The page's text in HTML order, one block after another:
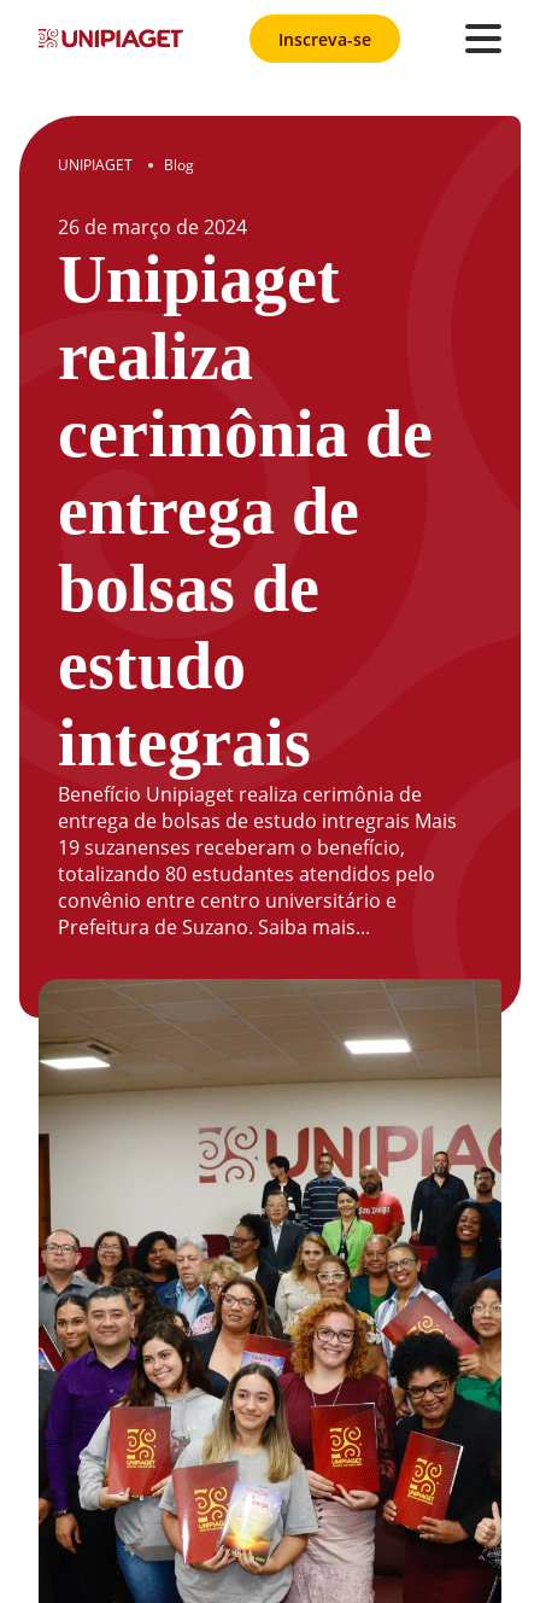
Inscreva-se
UNIPIAGET ● Blog
26 de março de2024
Unipiaget
realiza
cerimônia de
entrega de
bolsas de
estudo
integrais
Benefício Unipiaget realiza cerimônia de
entrega de bolsas de estudo intregrais Mais
19 suzanenses receberam o benefício,
totalizando 80 estudantes atendidos pelo
convênio entre centro universitário e
Prefeitura de Suzano. Saiba mais...